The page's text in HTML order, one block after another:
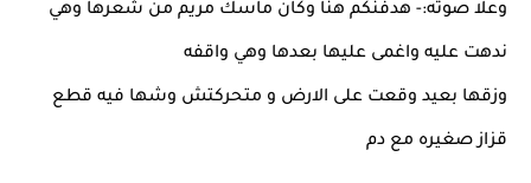
وعلا صوته:- هدفنكم هنا وكان ماسك مريم من شعرها وهي
ندهت عليه واغمى عليها بعدها وهي واقفه
وزقها بعيد وقعت على الارض و متحركتش وشها فيه قطع
قزاز صغيره مع دم